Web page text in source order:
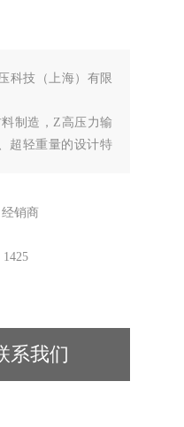
科技（上海）有限
制造，Z高压力输
超轻重量的设计特
经销商
1425
系我们